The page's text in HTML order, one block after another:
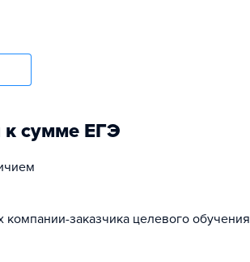
сумме ЕГЭ
компании-заказчика целевого обучения